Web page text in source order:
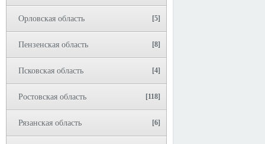
Орловская область [5]
Пензенская область [8]
Псковская область [4]
Ростовская область [118]
Рязанская область [6]